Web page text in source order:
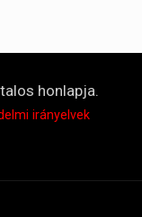
honlapja.
irányelvek